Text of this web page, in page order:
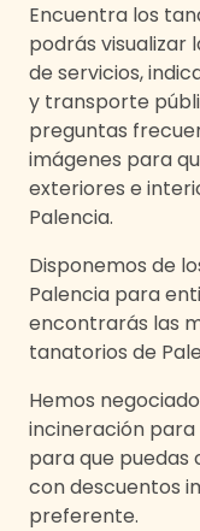
Encuentra los
podrás visualizar
de servicios,
y transporte
preguntas
imágenes para
exteriores e
Palencia.
Disponemos de
Palencia para
encontrarás las
tanatorios de
Hemos
incineración para
para que
con descuentos
preferente.